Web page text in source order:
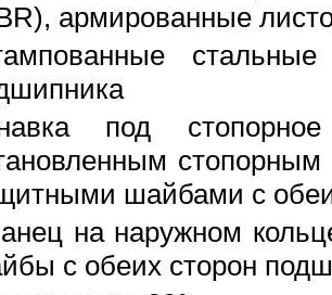
армированные
под
шайбами с
на наружном
с обеих сторон